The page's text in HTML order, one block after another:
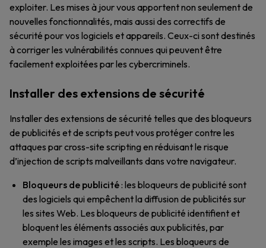
exploiter. Les mises à jour vous apportent non seulement de
nouvelles fonctionnalités, mais aussi des correctifs de
sécurité pour vos logiciels et appareils. Ceux-ci sont destinés
à corriger les vulnérabilités connues qui peuvent être
facilement exploitées par les cybercriminels.
Installer des extensions de sécurité
Installer des extensions de sécurité telles que des bloqueurs
de publicités et de scripts peut vous protéger contre les
attaques par cross-site scripting en réduisant le risque
d’injection de scripts malveillants dans votre navigateur.
Bloqueurs de publicité: les bloqueurs de publicité sont
des logiciels qui empêchent la diffusion de publicités sur
les sites Web. Les bloqueurs de publicité identifient et
bloquent les éléments associés aux publicités, par
exemple les images et les scripts. Les bloqueurs de